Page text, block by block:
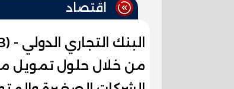
اقتصاد
من خلال حلول تمويل